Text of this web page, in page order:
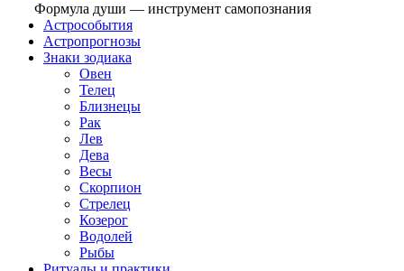
Формула души — инструмент самопознания
Астрособытия
Астропрогнозы
Знаки зодиака
Овен
Телец
Близнецы
Рак
Лев
Дева
Весы
Скорпион
Стрелец
Козерог
Водолей
Рыбы